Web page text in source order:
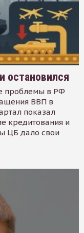
остановился
проблемы в РФ
ВВП в
показал
кредитования и
ЦБ дало свои